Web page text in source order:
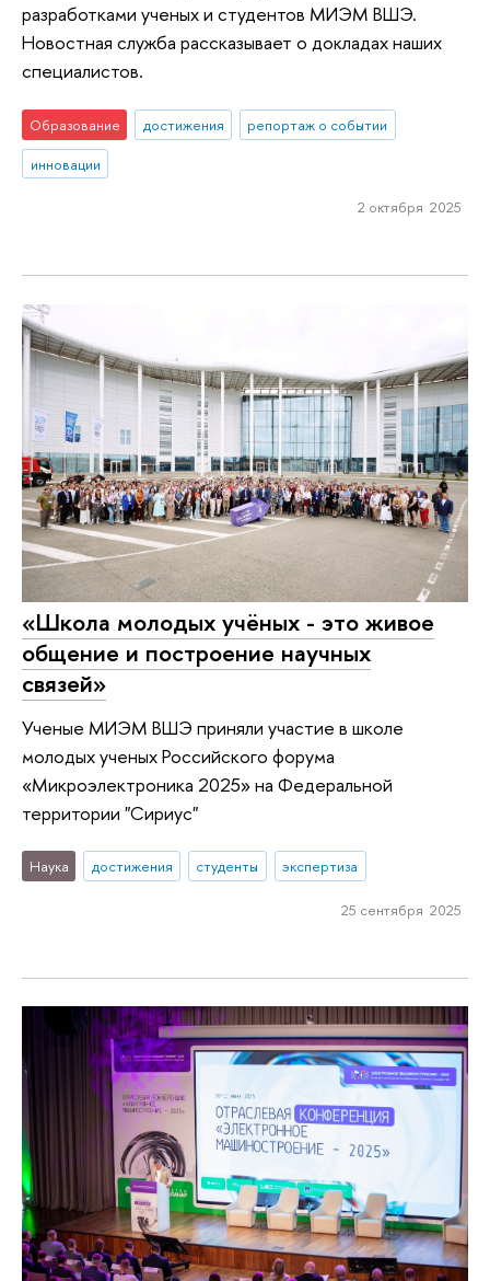
разработками ученых и студентов МИЭМ ВШЭ.
Новостная служба рассказывает о докладах наших
специалистов.
Образование достижения
репортаж о событии
инновации
2 октября 2025
«Школа молодых учëных - это живое
общение и построение научных
связей»
Ученые МИЭМ ВШЭ приняли участие в школе
молодых ученых Российского форума
«Микроэлектроника 2025» на Федеральной
территории "Сириус"
Наука достижения студенты экспертиза
25 сентября 2025